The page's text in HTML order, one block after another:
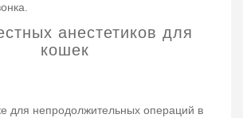
анестетиков для
кошек
для непродолжительных операций в